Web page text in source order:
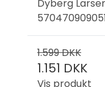
Dyberg
1.599 DKK
1.151 DKK
Vis produkt